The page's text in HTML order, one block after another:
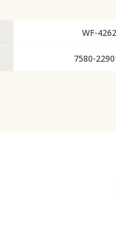
WF-4262
7580-